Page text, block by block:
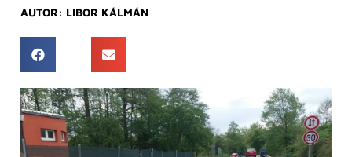
AUTOR: LIBOR KÁLMÁN